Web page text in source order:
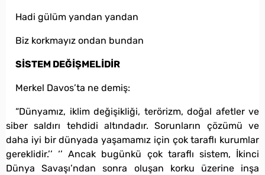
Hadi gülüm yandan yandan
Biz korkmayız ondan bundan
SİSTEM DEĞİŞMELİDİR
Merkel Davos’ta ne demiş:
“Dünyamız, iklim değişikliği, terörizm, doğal afetler ve
siber saldırı tehdidi altındadır. Sorunların çözümü ve
daha iyi bir dünyada yaşamamız için çok taraflı kurumlar
gereklidir.’’ ‘’ Ancak bugünkü çok taraflı sistem, İkinci
Dünya Savaşı’ndan sonra oluşan korku üzerine inşa